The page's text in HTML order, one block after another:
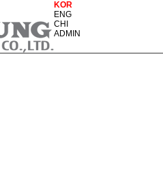
KOR
ENG
CHI
ADMIN